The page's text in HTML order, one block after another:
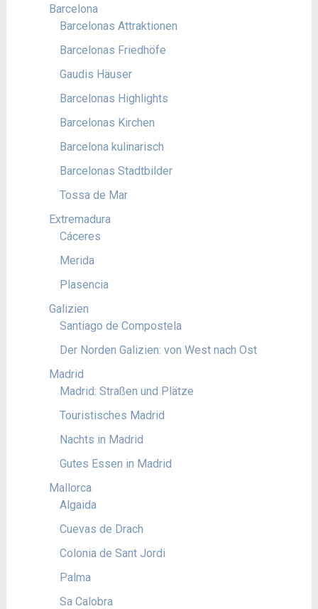
Barcelona
Barcelonas Attraktionen
Barcelonas Friedhöfe
Gaudis Häuser
Barcelonas Highlights
Barcelonas Kirchen
Barcelona kulinarisch
Barcelonas Stadtbilder
Tossa de Mar
Extremadura
Cáceres
Merida
Plasencia
Galizien
Santiago de Compostela
Der Norden Galizien: von West nach Ost
Madrid
Madrid: Straßen und Plätze
Touristisches Madrid
Nachts in Madrid
Gutes Essen in Madrid
Mallorca
Algaida
Cuevas de Drach
Colonia de Sant Jordi
Palma
Sa Calobra